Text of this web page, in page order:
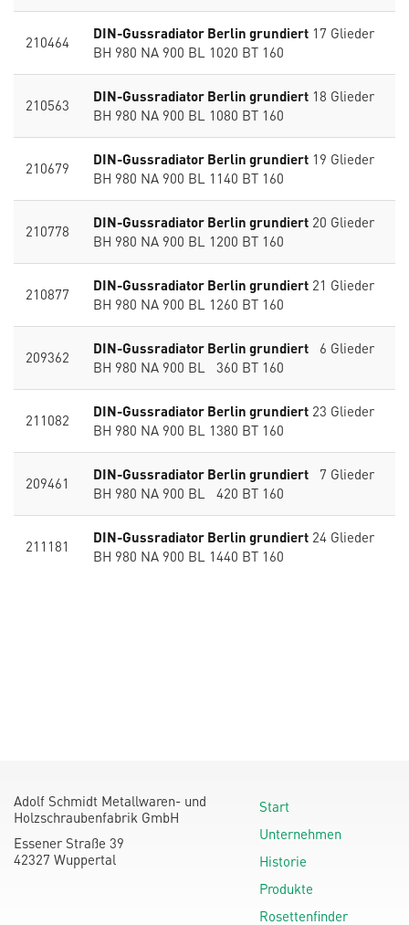
210464 DIN-Gussradiator Berlin grundiert 17 Glieder
BH 980 NA 900 BL 1020 BT 160
210563 DIN-Gussradiator Berlin grundiert 18 Glieder
BH 980 NA 900 BL 1080 BT 160
210679 DIN-Gussradiator Berlin grundiert 19 Glieder
BH 980 NA 900 BL 1140 BT 160
210778 DIN-Gussradiator Berlin grundiert 20 Glieder
BH 980 NA 900 BL 1200 BT 160
210877 DIN-Gussradiator Berlin grundiert 21 Glieder
BH 980 NA 900 BL 1260 BT 160
209362 DIN-Gussradiator Berlin grundiert 6 Glieder
BH 980 NA 900 BL 360 BT 160
211082 DIN-Gussradiator Berlin grundiert 23 Glieder
BH 980 NA 900 BL 1380 BT 160
209461 DIN-Gussradiator Berlin grundiert 7 Glieder
BH 980 NA 900 BL 420 BT 160
211181 DIN-Gussradiator Berlin grundiert 24 Glieder
BH 980 NA 900 BL 1440 BT 160
Adolf Schmidt Metallwaren- und
Holzschraubenfabrik GmbH
Essener Straße 39
42327 Wuppertal
Start
Unternehmen
Historie
Produkte
Rosettenfinder